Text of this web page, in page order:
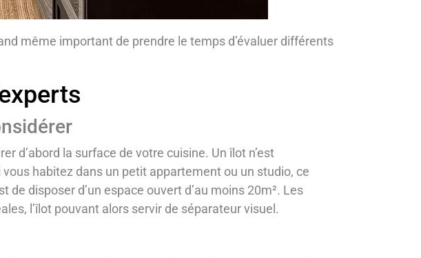
même important de prendre le temps d’évaluer différents
d’abord la surface de votre cuisine. Un îlot n’est
habitez dans un petit appartement ou un studio, ce
de disposer d’un espace ouvert d’au moins 20m². Les
l’îlot pouvant alors servir de séparateur visuel.